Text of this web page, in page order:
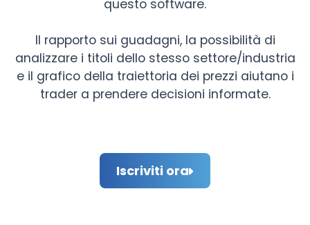
questo software.
Il rapporto sui guadagni, la possibilità di
analizzare i titoli dello stesso settore/industria
e il grafico della traiettoria dei prezzi aiutano i
trader a prendere decisioni informate.
Iscriviti ora